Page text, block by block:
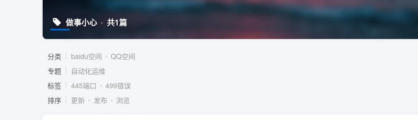
做事小心 共1篇
分类 baidu空间
QQ空间
专题
自动化运维
标签
445端口
499错误
排序
更新 发布 浏览